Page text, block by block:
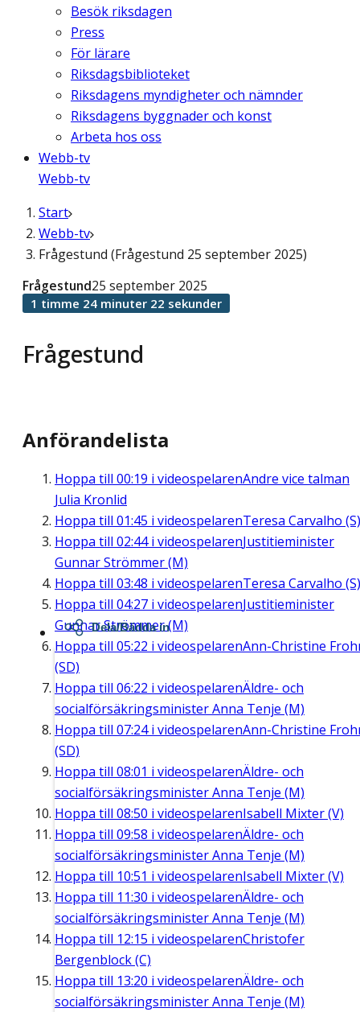
Besök riksdagen
Press
För lärare
Riksdagsbiblioteket
Riksdagens myndigheter och nämnder
Riksdagens byggnader och konst
Arbeta hos oss
Webb-tv
Webb-tv
Start
Webb-tv
Frågestund (Frågestund 25 september 2025)
Frågestund
Frågestund25 september 2025
1 timme 24 minuter 22 sekunder
Anförandelista
Hoppa till 00:19 i videospelarenAndre vice talman
Julia Kronlid
Hoppa till 01:45 i videospelarenTeresa Carvalho (S)
Hoppa till 02:44i videospelarenJustitieminister
Gunnar Strömmer (M)
Hoppa till 03:48 i videospelarenTeresa Carvalho (S)
Hoppa till 04:27 i videospelarenJustitieminister
Gunnar Strömmer (M)
Hoppa till 05:22 i videospelarenAnn-Christine
(SD)
Hoppa till 06:22 i videospelarenÄldre- och
socialförsäkringsminister Anna Tenje (M)
Hoppa till 07:24i videospelarenAnn-Christine
(SD)
Hoppa till 08:01 i videospelarenÄldre- och
socialförsäkringsminister Anna Tenje (M)
Hoppa till 08:50 i videospelarenIsabell Mixter (V)
Hoppa till 09:58 i videospelarenÄldre- och
socialförsäkringsminister Anna Tenje (M)
Hoppa till 10:51 i videospelarenIsabell Mixter (V)
Hoppa till 11:30 i videospelarenÄldre- och
socialförsäkringsminister Anna Tenje (M)
Hoppa till 12:15 i videospelarenChristofer
Bergenblock (C)
Hoppa till 13:20 i videospelarenÄldre- och
socialförsäkringsminister Anna Tenje (M)
Dela/Bädda in